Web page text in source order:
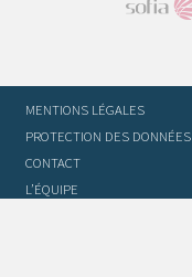
MENTIONS LÉGALES
PROTECTION DES DONNÉES
CONTACT
L’ÉQUIPE